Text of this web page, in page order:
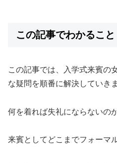
この記事でわかること
この記事では、入学式来賓の
な疑問を順番に解決していきま
何を着れば失礼にならないのか
来賓としてどこまでフォーマ